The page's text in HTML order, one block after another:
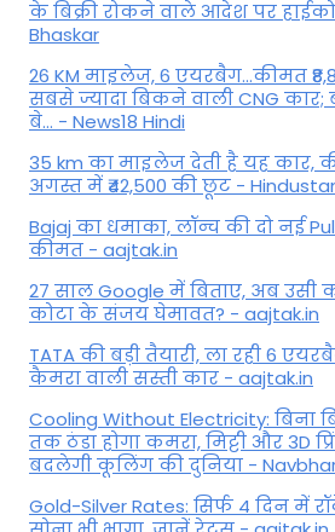
के बिक्री रोकने वाले आदेश पर
Bhaskar
26 KM माइलेज, 6 एयरबैग...कीमत
सबसे ज्यादा बिकने वाली CNG
बे... - News18 Hindi
35 km का माइलेज देती है यह कार,
अगस्त में ₹42,500 की छूट -
Bajaj का धमाका, लॉन्च की दो नई
कीमत - aajtak.in
27 साल Google में बिताए, अब
कोटा के संजय घेमावत? - aajtak.in
TATA की बड़ी तैयारी, ला रही 6
कैमरा वाली सस्ती कार - aajtak.in
Cooling Without Electricity: बिना
तक ठंडा होगा कमरा, मिट्टी और 3D
बदलेगी कूलिंग की दुनिया -
Gold-Silver Rates: सिर्फ 4 दिन में